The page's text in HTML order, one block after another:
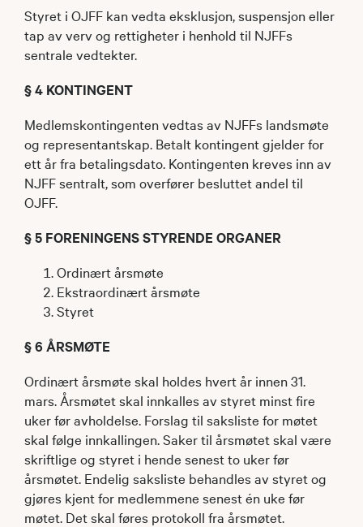
Styret i OJFF kan vedta eksklusjon, suspensjon eller
tap av verv og rettigheter i henhold til NJFFs
sentrale vedtekter.
§ 4 KONTINGENT
Medlemskontingenten vedtas av NJFFs landsmøte
og representantskap. Betalt kontingent gjelder for
ett år fra betalingsdato. Kontingenten kreves inn av
NJFF sentralt, som overfører besluttet andel til
OJFF.
§ 5 FORENINGENS STYRENDE ORGANER
Ordinært årsmøte
Ekstraordinært årsmøte
Styret
§ 6 ÅRSMØTE
Ordinært årsmøte skal holdes hvert år innen 31.
mars. Årsmøtet skal innkalles av styret minst fire
uker før avholdelse. Forslag til saksliste for møtet
skal følge innkallingen. Saker til årsmøtet skal være
skriftlige og styret i hende senest to uker før
årsmøtet. Endelig saksliste behandles av styret og
gjøres kjent for medlemmene senest én uke før
møtet. Det skal føres protokoll fra årsmøtet.